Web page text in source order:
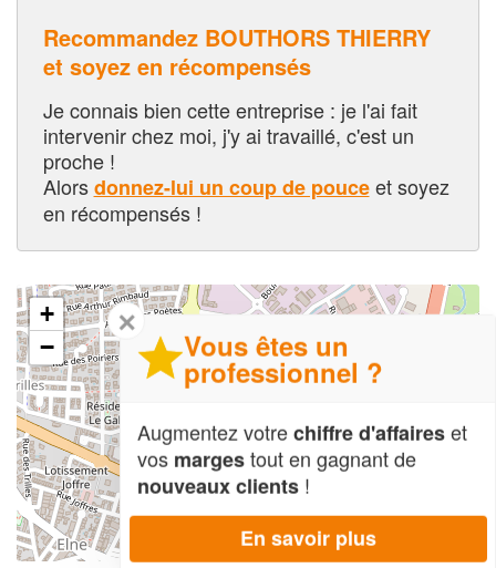
Recommandez BOUTHORS THIERRY
et soyez en récompensés
Je connais bien cette entreprise : je l'ai fait
intervenir chez moi, j'y ai travaillé, c'est un
proche !
Alorsdonnez-lui un coup de pouceet soyez
en récompensés !
+
−
OpenStreetMap contributors,
✕
Vous êtes un
professionnel ?
Augmentez votrechiffre d'affaireset
vos margestout en gagnant de
nouveaux clients !
En savoir plus